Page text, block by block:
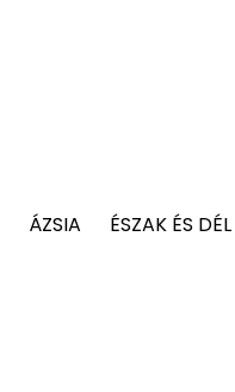
ÁZSIA ÉSZAK ÉS